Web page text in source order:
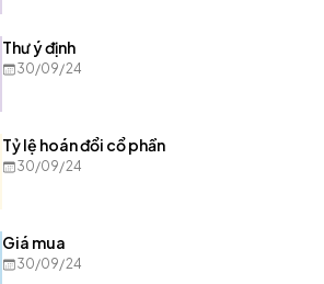
Thư ý định
30/09/24
Tỷ lệ hoán đổi cổ phần
30/09/24
Giá mua
30/09/24